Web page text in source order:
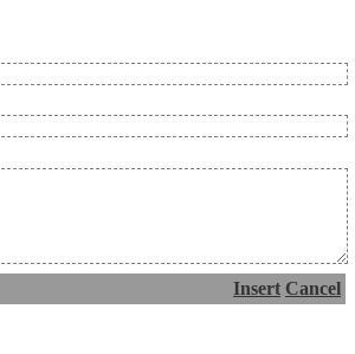
Insert Cancel